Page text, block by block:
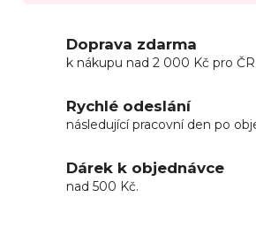
Doprava zdarma
k nákupu nad 2 000 Kč pro ČR
Rychlé odeslání
následující pracovní den po
Dárek k objednávce
nad 500 Kč.